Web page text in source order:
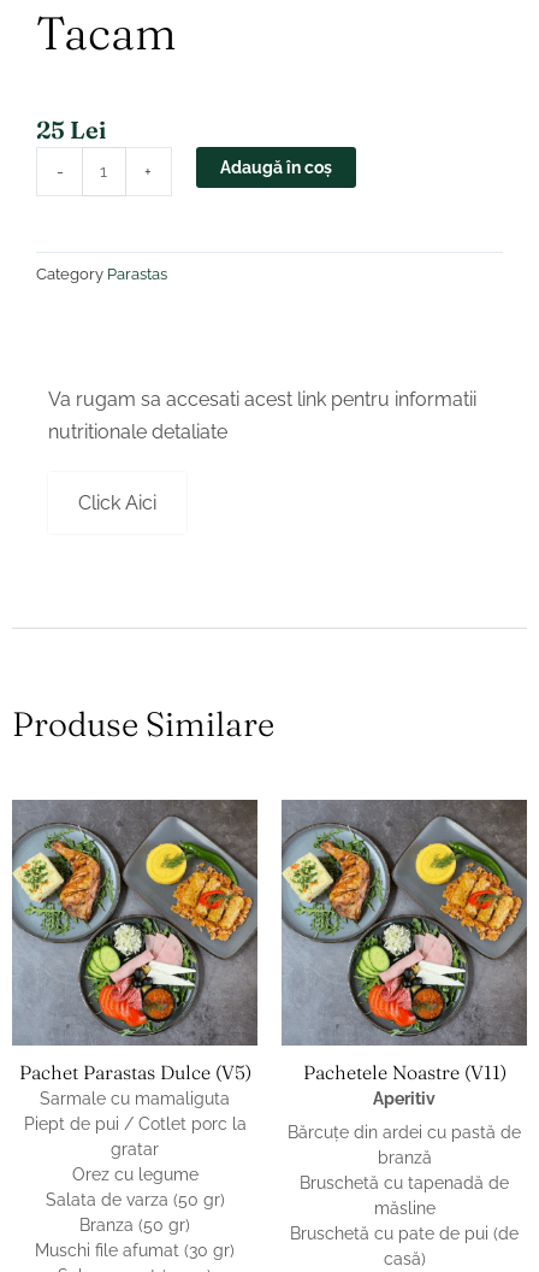
Tacam
25 Lei
-
+
Tacam
+ Adaugă în coș
Category Parastas
Va rugam sa accesati acest link pentru informatii
nutritionale detaliate
Click Aici
Produse Similare
Pachet Parastas Dulce (v5)
Sarmale cu mamaliguta
Piept de pui / Cotlet porc la
gratar
Orez cu legume
Salata de varza (50 gr)
Branza (50 gr)
Muschi file afumat (30 gr)
Pachetele Noastre (v11)
Aperitiv
Bărcuţe din ardei cu pastă de
branză
Bruschetă cu tapenadă de
măsline
Bruschetă cu pate de pui (de
casă)